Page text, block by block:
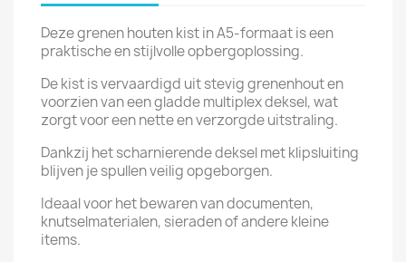
Deze grenen houten kist in A5-formaat is een
praktische en stijlvolle opbergoplossing.
De kist is vervaardigd uit stevig grenenhout en
voorzien van een gladde multiplex deksel, wat
zorgt voor een nette en verzorgde uitstraling.
Dankzij het scharnierende deksel met klipsluiting
blijven je spullen veilig opgeborgen.
Ideaal voor het bewaren van documenten,
knutselmaterialen, sieraden of andere kleine
items.